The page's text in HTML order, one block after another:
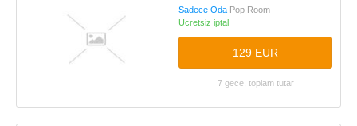
Sadece Oda Pop Room
Ücretsiz iptal
129 EUR
7 gece, toplam tutar